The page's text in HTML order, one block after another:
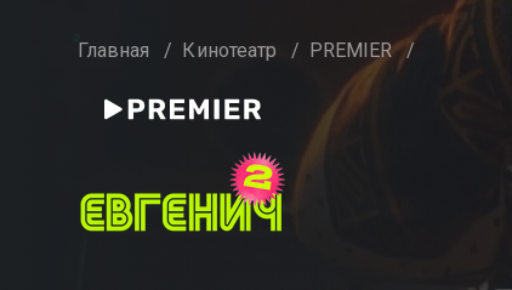
Главная / Кинотеатр / PREMIER /